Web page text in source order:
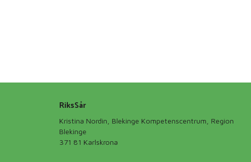
RiksSår
Kristina Nordin, Blekinge Kompetenscentrum, Region
Blekinge
371 81 Karlskrona